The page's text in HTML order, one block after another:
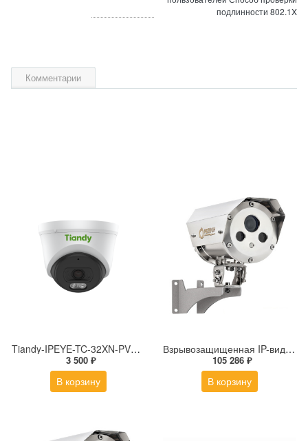
подлинности 802.1X
Комментарии
Tiandy-IPEYE-TC-32XN-PVZ 2Мп купольная «турель» IP камера с фиксированным объективом, серия SPARK со встроенным агентом IPEYE для ПВЗ
3 500 ₽
В корзину
Взрывозащищенная IP-видеокамера Релион Релион-Exd-Н-100-ИК-IP5Мп2.7-13.5Z-PoE-SD-МК-TR
105 286 ₽
В корзину